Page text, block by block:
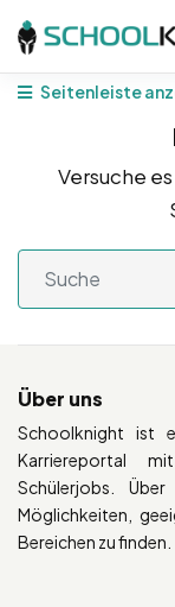
Seitenleiste
Versuche
Über uns
Schoolknight ist
Karriereportal
Schülerjobs.
Möglichkeiten,
Bereichen zu finden.